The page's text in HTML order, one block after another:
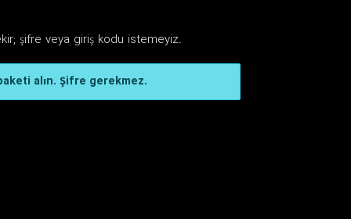
şifre veya giriş kodu istemeyiz.
alın. Şifre gerekmez.